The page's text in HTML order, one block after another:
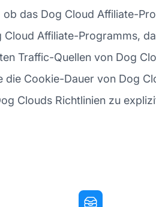
das Dog Cloud Affiliate-
Affiliate-Programms,
Traffic-Quellen von Dog
Cookie-Dauer von Dog
Clouds Richtlinien zu